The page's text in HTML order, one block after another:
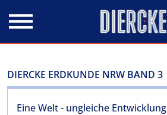
DIERCKE ERDKUNDE NRW BAND 3
Eine Welt - ungleiche Entwicklung